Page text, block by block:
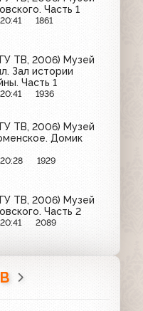
Часть 1
1861
ТВ, 2006) Музей
Зал истории
Часть 1
1936
ТВ, 2006) Музей
Домик
1929
ТВ, 2006) Музей
Часть 2
2089